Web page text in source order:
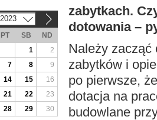
zabytkach.
dotowania –
Należy zacząć
zabytków i
po pierwsze,
dotacja na
budowlane
2023
PT SB
ND
1
2
7 8
9
14 15
16
21 22
23
28 29 30